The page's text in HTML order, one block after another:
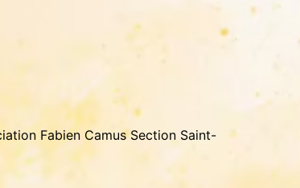
Fabien Camus Section Saint-